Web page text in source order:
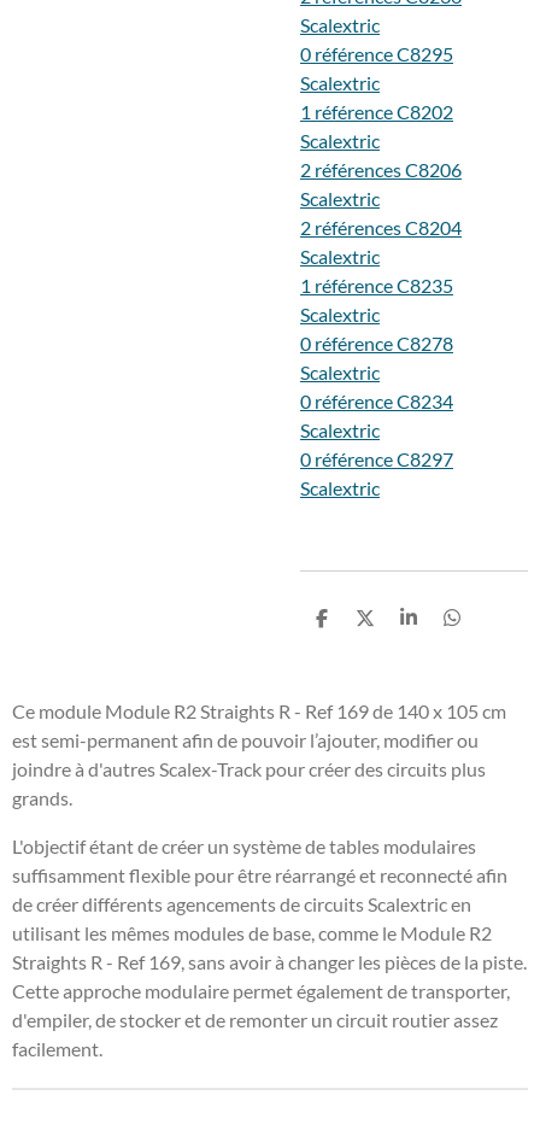
Scalextric
0 référence C8295
Scalextric
1 référence C8202
Scalextric
2 références C8206
Scalextric
2 références C8204
Scalextric
1 référence C8235
Scalextric
0 référence C8278
Scalextric
0 référence C8234
Scalextric
0 référence C8297
Scalextric
P
a
g
e
P
a
g
e
r
P
a
g
e
P
a
g
e
Ce module Module R2 Straights R - Ref 169 de 140 x 105 cm
est semi-permanent afin de pouvoir l’ajouter, modifier ou
joindre à d'autres Scalex-Track pour créer des circuits plus
grands.
L'objectif étant de créer un système de tables modulaires
suffisamment flexible pour être réarrangé et reconnecté afin
de créer différents agencements de circuits Scalextric en
utilisant les mêmes modules de base, comme le Module R2
Straights R - Ref 169, sans avoir à changer les pièces de la piste.
Cette approche modulaire permet également de transporter,
d'empiler, de stocker et de remonter un circuit routier assez
facilement.